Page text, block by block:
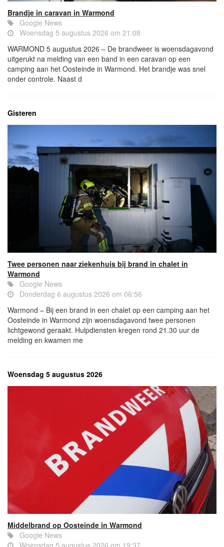
Brandje in caravan in Warmond
Google News
Woensdag 5 augustus 2026 om 21:08
WARMOND 5 augustus 2026 – De brandweer is woensdagavond
uitgerukt na melding van een band in een caravan op een
camping aan het Oosteinde in Warmond. Het brandje was snel
onder controle. Naast d
Gisteren
Twee personen naar ziekenhuis bij brand in chalet in
Warmond
Google News
Donderdag 6 augustus 2026 om 06:56
Warmond – Bij een brand in een chalet op een camping aan het
Oosteinde in Warmond zijn woensdagavond twee personen
lichtgewond geraakt. Hulpdiensten kregen rond 21.30 uur de
melding en kwamen me
Woensdag 5 augustus 2026
Middelbrand op Oosteinde in Warmond
Google News
Woensdag 5 augustus 2026 om 19:37